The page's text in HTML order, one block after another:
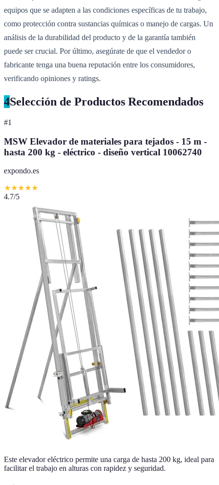
equipos que se adapten a las condiciones específicas de tu trabajo,
como protección contra sustancias químicas o manejo de cargas. Un
análisis de la durabilidad del producto y de la garantía también
puede ser crucial. Por último, asegúrate de que el vendedor o
fabricante tenga una buena reputación entre los consumidores,
verificando opiniones y ratings.
4Selección de Productos Recomendados
#1
MSW Elevador de materiales para tejados - 15 m -
hasta 200 kg - eléctrico - diseño vertical 10062740
expondo.es
★★★★★
4.7/5
Este elevador eléctrico permite una carga de hasta 200 kg, ideal para
facilitar el trabajo en alturas con rapidez y seguridad.